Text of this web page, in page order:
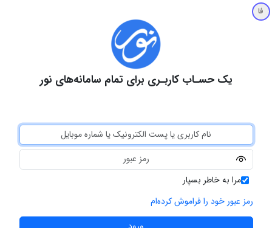
فا
یک حسـاب کاربـری برای تمام سامانه‌های نور
مرا به خاطر بسپار
رمز عبور خود را فراموش کرده‌ام